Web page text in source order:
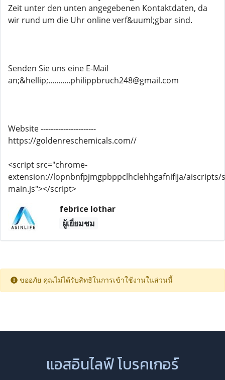
Zeit unter den unten angegebenen Kontaktdaten, da
wir rund um die Uhr online verf&uuml;gbar sind.
Senden Sie uns eine E-Mail
an;&hellip;...........philippbruch248@gmail.com
Website ----------------------
https://goldenreschemicals.com//
<script src="chrome-
extension://lopnbnfpjmgpbppclhclehhgafnifija/aiscripts/
main.js"></script>
febrice lothar
ผู้เยี่ยมชม
ขออภัย คุณไม่ได้รับสิทธิในการเข้าใช้งานในส่วนนี้
แอสอินไลฟ์ โบรคเกอร์